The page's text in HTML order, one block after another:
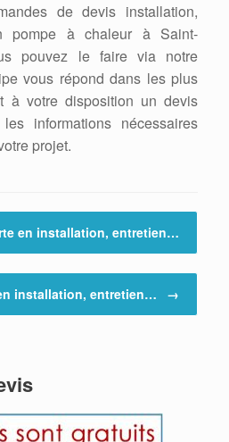
de devis installation,
pompe à chaleur à Saint-
pouvez le faire via notre
vous répond dans les plus
à votre disposition un devis
informations nécessaires
projet.
en installation, entretien…
installation, entretien… →